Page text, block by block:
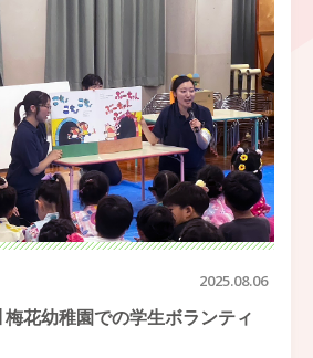
2025.08.06
梅花幼稚園での学生ボランティ